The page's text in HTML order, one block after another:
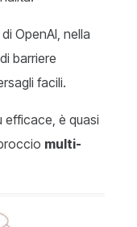
OpenAI, nella
barriere
facili.
efficace, è quasi
multi-